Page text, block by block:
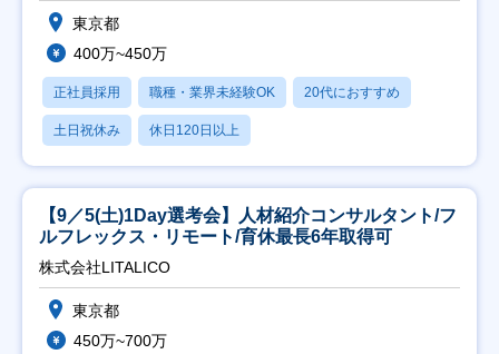
東京都
400万~450万
正社員採用 職種・業界未経験OK 20代におすすめ
土日祝休み 休日120日以上
【9／5(土)1Day選考会】人材紹介コンサルタント/フ
ルフレックス・リモート/育休最長6年取得可
株式会社LITALICO
東京都
450万~700万